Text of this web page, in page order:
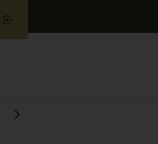
Weiter